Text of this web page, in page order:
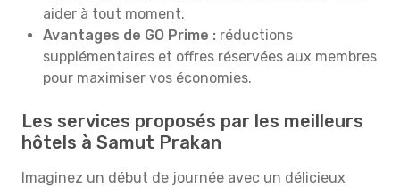
aider à tout moment.
Avantages de GO Prime : réductions
supplémentaires et offres réservées aux membres
pour maximiser vos économies.
Les services proposés par les meilleurs
hôtels à Samut Prakan
Imaginez un début de journée avec un délicieux